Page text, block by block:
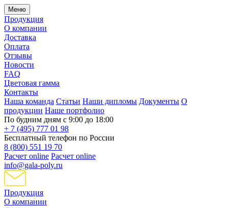
Меню
Продукция
О компании
Доставка
Оплата
Отзывы
Новости
FAQ
Цветовая гамма
Контакты
Наша команда Статьи Наши дипломы Документы О
продукции Наше портфолио
По будним дням с 9:00 до 18:00
+ 7 (495) 777 01 98
Бесплатный телефон по России
8 (800) 551 19 70
Расчет online Расчет online
info@gala-poly.ru
Продукция
О компании